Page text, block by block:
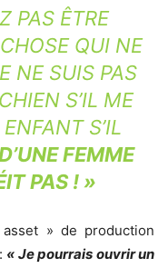
PAS ÊTRE
QUI NE
NE SUIS PAS
S’IL ME
S’IL
FEMME
PAS ! »
» de production
« Je pourrais ouvrir un